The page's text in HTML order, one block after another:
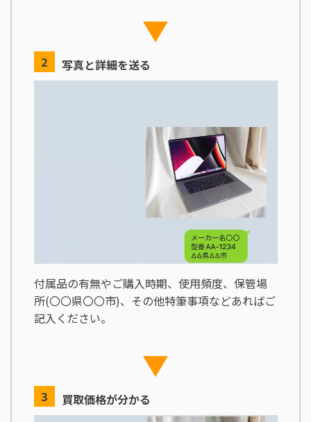
写真と詳細を送る
付属品の有無やご購入時期、使用頻度、保管場
所(〇〇県〇〇市)、その他特筆事項などあればご
記入ください。
買取価格が分かる